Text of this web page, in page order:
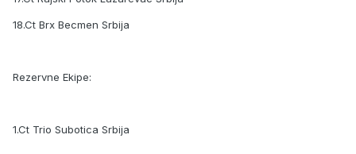
18.Ct Brx Becmen Srbija
Rezervne Ekipe:
1.Ct Trio Subotica Srbija